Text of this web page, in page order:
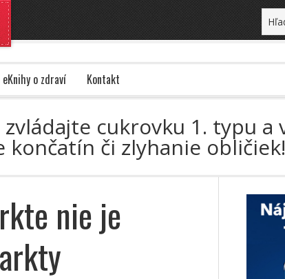
eKnihy o zdraví Kontakt
cukrovku 1. typu a
končatín či zlyhanie
nie je